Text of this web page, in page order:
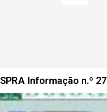
SPRA Informação n.º 27